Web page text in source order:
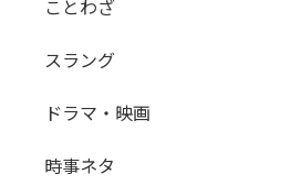
ことわざ
スラング
ドラマ・映画
時事ネタ